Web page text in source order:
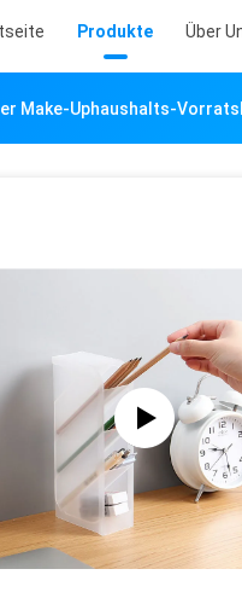
Produkte Über
Make-Uphaushalts-